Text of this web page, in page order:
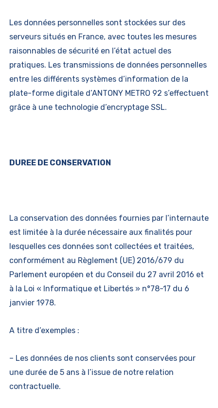
Les données personnelles sont stockées sur des
serveurs situés en France, avec toutes les mesures
raisonnables de sécurité en l’état actuel des
pratiques. Les transmissions de données personnelles
entre les différents systèmes d’information de la
plate-forme digitale d’ANTONY METRO 92 s’effectuent
grâce à une technologie d’encryptage SSL.
DUREE DE CONSERVATION
La conservation des données fournies par l’internaute
est limitée à la durée nécessaire aux finalités pour
lesquelles ces données sont collectées et traitées,
conformément au Règlement (UE) 2016/679 du
Parlement européen et du Conseil du 27 avril 2016 et
à la Loi « Informatique et Libertés » n°78-17 du 6
janvier 1978.
A titre d’exemples :
– Les données de nos clients sont conservées pour
une durée de 5 ans à l’issue de notre relation
contractuelle.